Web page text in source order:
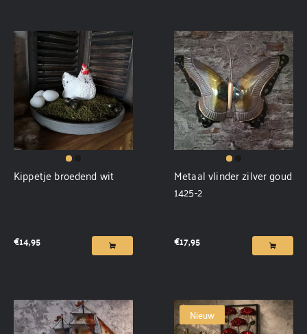
Kippetje broedend wit
€14,95
Metaal vlinder zilver goud
1425-2
€17,95
Nieuw